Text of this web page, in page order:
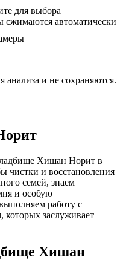
для выбора
автоматически
анализа и не сохраняются.
Хишан Норит в
чистки и восстановления
семей, знаем
и особую
работу с
заслуживает
Хишан